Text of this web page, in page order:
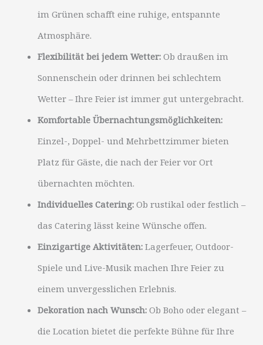
im Grünen schafft eine ruhige, entspannte
Atmosphäre.
Flexibilität bei jedem Wetter:Ob draußen im
Sonnenschein oder drinnen bei schlechtem
Wetter – Ihre Feier ist immer gut untergebracht.
Komfortable Übernachtungsmöglichkeiten:
Einzel-, Doppel- und Mehrbettzimmer bieten
Platz für Gäste, die nach der Feier vor Ort
übernachten möchten.
Individuelles Catering:Ob rustikal oder festlich –
das Catering lässt keine Wünsche offen.
Einzigartige Aktivitäten:Lagerfeuer, Outdoor-
Spiele und Live-Musik machen Ihre Feier zu
einem unvergesslichen Erlebnis.
Dekoration nach Wunsch:Ob Boho oder elegant –
die Location bietet die perfekte Bühne für Ihre